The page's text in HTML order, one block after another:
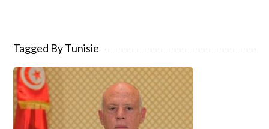
Tagged By Tunisie